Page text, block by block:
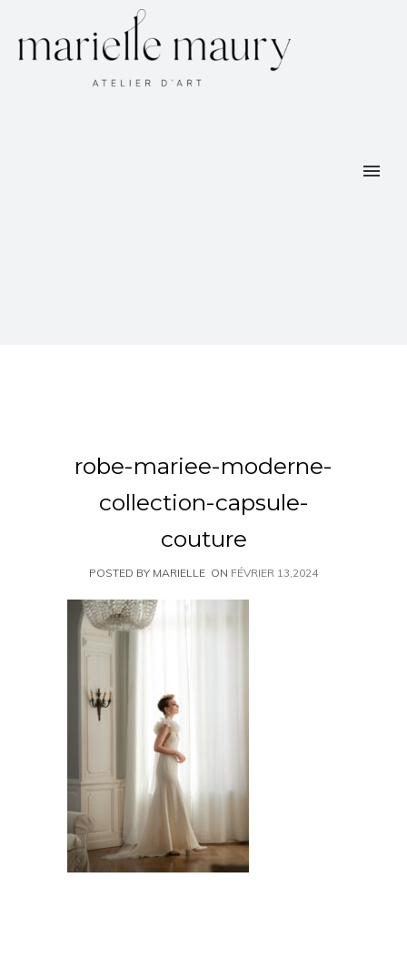
robe-mariee-moderne-
collection-capsule-
couture
POSTED BY MARIELLE ON FÉVRIER 13,2024